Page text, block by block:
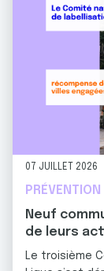
07 JUILLET 2026
PRÉVENTION
Neuf
de leurs
Le troisième